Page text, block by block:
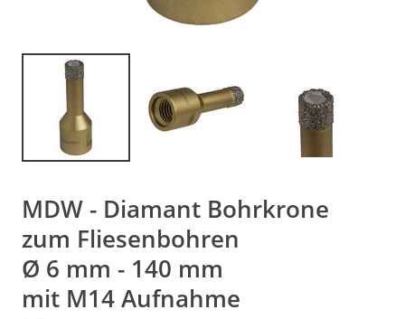
MDW - Diamant Bohrkrone
zum Fliesenbohren
Ø 6 mm - 140 mm
mit M14 Aufnahme